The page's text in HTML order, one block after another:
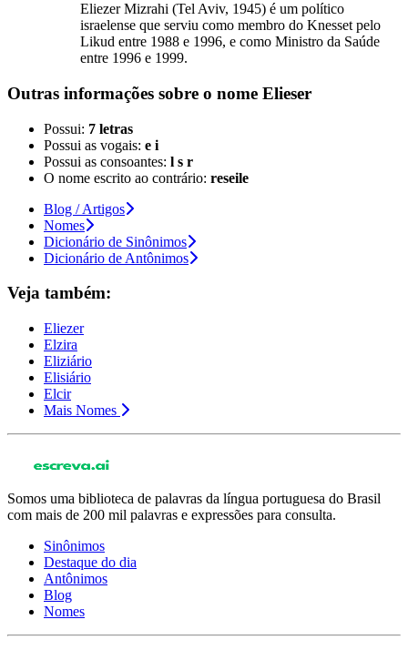
Eliezer Mizrahi (Tel Aviv, 1945) é um político
israelense que serviu como membro do Knesset pelo
Likud entre 1988 e 1996, e como Ministro da Saúde
entre 1996 e 1999.
Outras informações sobre o nome Elieser
Possui: 7 letras
Possui as vogais: e i
Possui as consoantes: l s r
O nome escrito ao contrário: reseile
Blog / Artigos
Nomes
Dicionário de Sinônimos
Dicionário de Antônimos
Veja também:
Eliezer
Elzira
Eliziário
Elisiário
Elcir
Mais Nomes
Somos uma biblioteca de palavras da língua portuguesa do Brasil
com mais de 200 mil palavras e expressões para consulta.
Sinônimos
Destaque do dia
Antônimos
Blog
Nomes